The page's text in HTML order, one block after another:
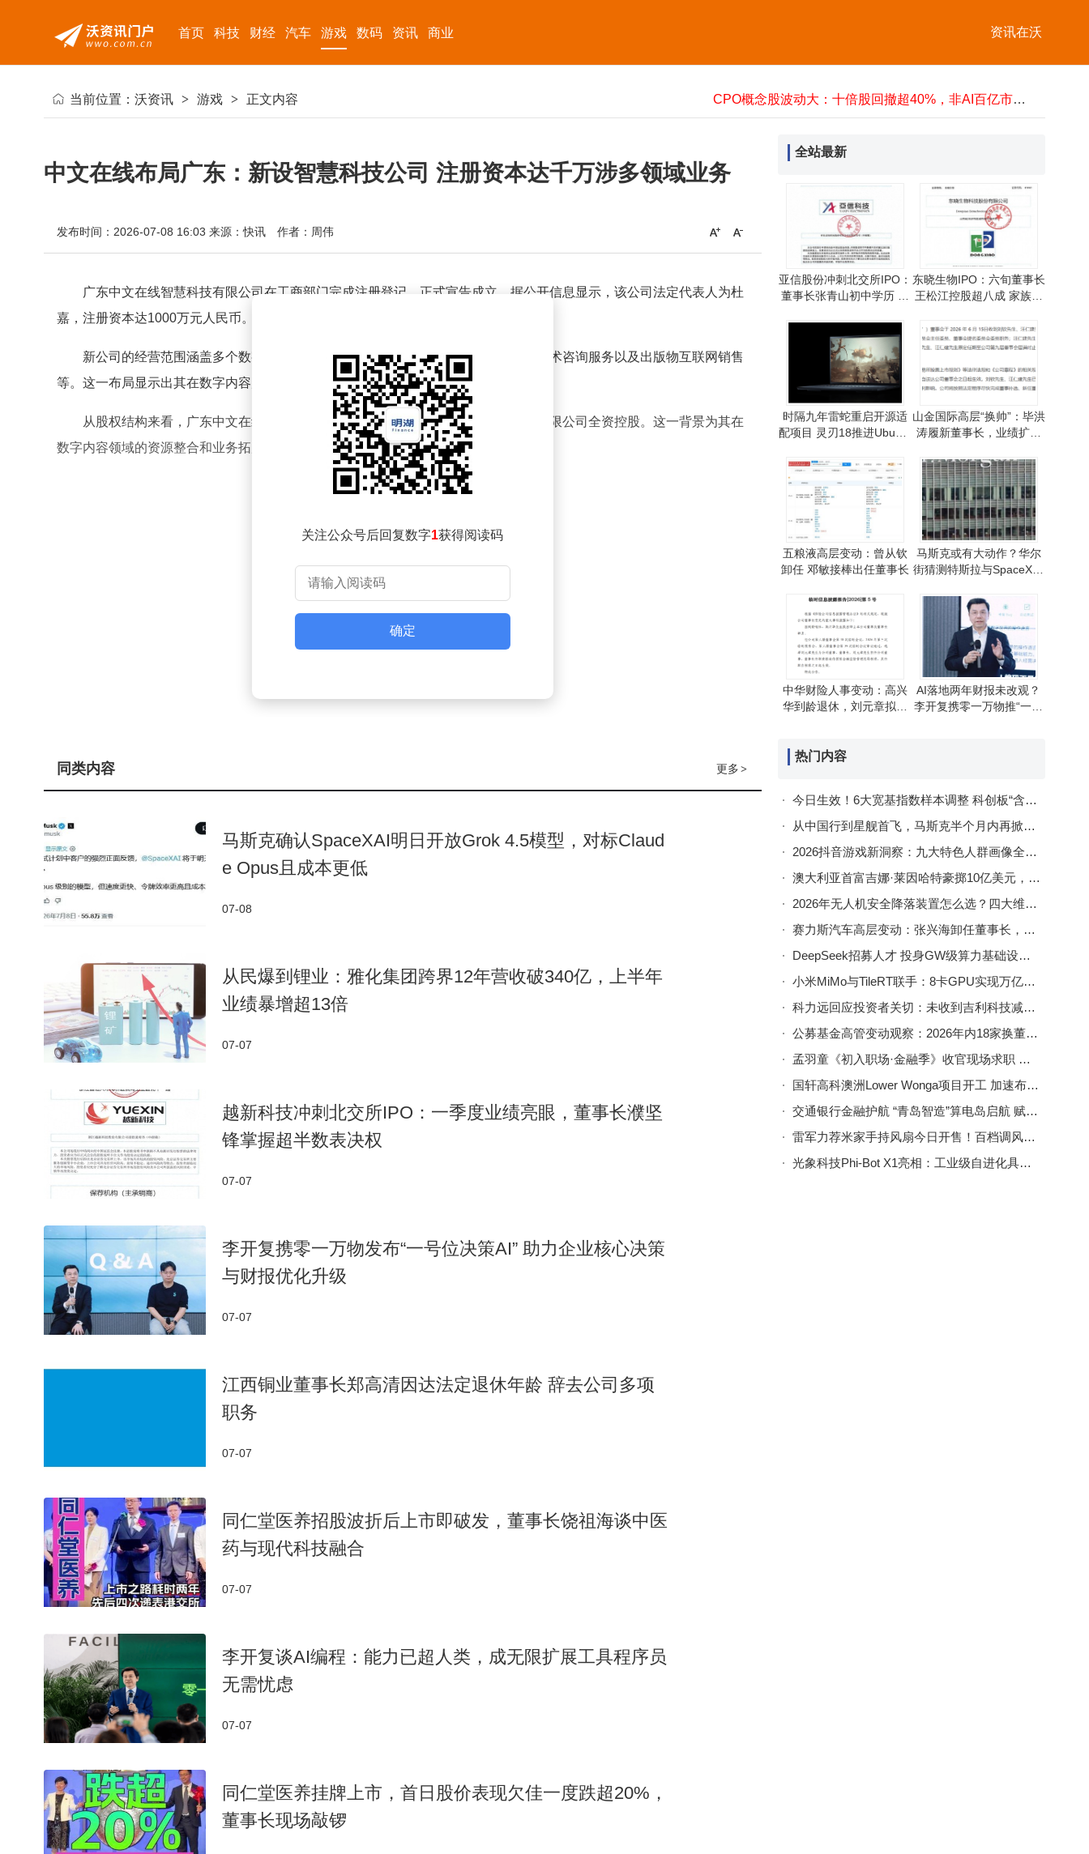
资讯在沃
首页 科技 财经 汽车 游戏 数码 资讯 商业
三星卢泰文：AI进入智能体时代，Galaxy生态打造最懂用户的个性化体验
AI Agent商业化突围：企业付费的三大黄金法则——降本增效与合规并重
时隔九年雷蛇重启Linux适配计划 灵刃18推进Ubuntu认证但暂缺官方管理软件
中信金融资产布局湖北：新设商业管理公司 注册资本达千万
中信金融资产湖北布局新动作：成立金睿博一商管公司 注册资本达千万
当前位置： 沃资讯 > 游戏 > 正文内容
中文在线布局广东：新设智慧科技公司 注册资本达千万涉多领域业务
发布时间：2026-07-08 16:03 来源：快讯 作者：周伟
广东中文在线智慧科技有限公司在工商部门完成注册登记，正式宣告成立。据公开信息显示，该公司法定代表人为杜
嘉，注册资本达1000万元人民币。
新公司的经营范围涵盖多个数字领域，包括数字内容制作服务、软件开发、信息技术咨询服务以及出版物互联网销售
等。这一布局显示出其在数字内容产业和信息技术服务领域的综合发展意图。
从股权结构来看，广东中文在线智慧科技有限公司由北京中文在线阅读教育科技有限公司全资控股。这一背景为其在
数字内容领域的资源整合和业务拓展提供了有力支持。
关注公众号后回复数字1获得阅读码
确定
更多 >
同类内容
马斯克确认SpaceXAI明日开放Grok 4.5模型，对标Claud
e Opus且成本更低
07-08
从民爆到锂业：雅化集团跨界12年营收破340亿，上半年
业绩暴增超13倍
07-07
越新科技冲刺北交所IPO：一季度业绩亮眼，董事长濮坚
锋掌握超半数表决权
07-07
李开复携零一万物发布“一号位决策AI” 助力企业核心决策
与财报优化升级
07-07
江西铜业董事长郑高清因达法定退休年龄 辞去公司多项
职务
07-07
同仁堂医养招股波折后上市即破发，董事长饶祖海谈中医
药与现代科技融合
07-07
李开复谈AI编程：能力已超人类，成无限扩展工具程序员
无需忧虑
07-07
同仁堂医养挂牌上市，首日股价表现欠佳一度跌超20%，
董事长现场敲锣
全站最新
亚信股份冲刺北交所IPO：
董事长张青山初中学历 总
东晓生物IPO：六旬董事长
王松江控股超八成 家族成
时隔九年雷蛇重启开源适
配项目 灵刃18推进Ubuntu
步
山金国际高层“换帅”：毕洪
涛履新董事长，业绩扩张
五粮液高层变动：曾从钦
卸任 邓敏接棒出任董事长
马斯克或有大动作？华尔
街猜测特斯拉与SpaceX将
中华财险人事变动：高兴
华到龄退休，刘元章拟接
AI落地两年财报未改观？
李开复携零一万物推“一号
热门内容
今日生效！6大宽基指数样本调整 科创板“含科量”升级 硬核科技成主线
从中国行到星舰首飞，马斯克半个月内再掀全球关注热潮
2026抖音游戏新洞察：九大特色人群画像全解析，精准营销新策略
澳大利亚首富吉娜·莱因哈特豪掷10亿美元，入股SpaceX共探关键矿产新机遇
2026年无人机安全降落装置怎么选？四大维度解析头部厂家适配场景
赛力斯汽车高层变动：张兴海卸任董事长，张正萍接棒开启新篇章
DeepSeek招募人才 投身GW级算力基础设施规划建设新征程
小米MiMo与TileRT联手：8卡GPU实现万亿模型每秒千token输出
科力远回应投资者关切：未收到吉利科技减持或转让股份计划
公募基金高管变动观察：2026年内18家换董事长 20家总经理易人
孟羽童《初入职场·金融季》收官现场求职 平安高管回应：团队助力走得更远
国轩高科澳洲Lower Wonga项目开工 加速布局全球新能源市场
交通银行金融护航 “青岛智造”算电岛启航 赋能数字中国建设
雷军力荐米家手持风扇今日开售！百档调风续航强 轻便设计随心带
光象科技Phi-Bot X1亮相：工业级自进化具身智能，开启产线智能化新篇